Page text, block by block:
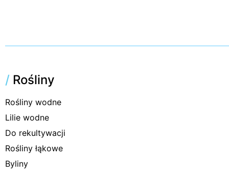
/ Rośliny
Rośliny wodne
Lilie wodne
Do rekultywacji
Rośliny łąkowe
Byliny